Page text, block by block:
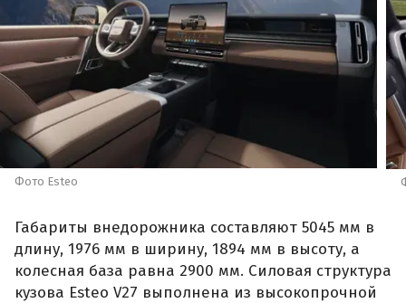
Фото Esteo
Габариты внедорожника составляют 5045 мм в
длину, 1976 мм в ширину, 1894 мм в высоту, а
колесная база равна 2900 мм. Силовая структура
кузова Esteo V27 выполнена из высокопрочной